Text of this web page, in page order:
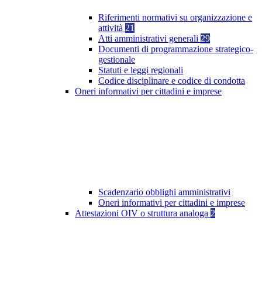
Riferimenti normativi su organizzazione e
attività 21
Atti amministrativi generali 29
Documenti di programmazione strategico-
gestionale
Statuti e leggi regionali
Codice disciplinare e codice di condotta
Oneri informativi per cittadini e imprese
Scadenzario obblighi amministrativi
Oneri informativi per cittadini e imprese
Attestazioni OIV o struttura analoga 2